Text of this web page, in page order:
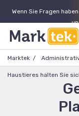
Wenn Sie Fragen
Marktek
Haustieres halten Sie